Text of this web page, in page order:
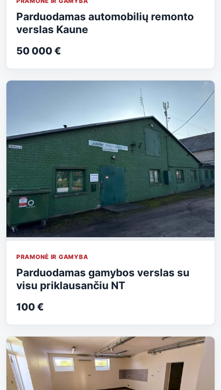
Parduodamas automobilių remonto
verslas Kaune
50 000 €
PRAMONĖ IR GAMYBA
Parduodamas gamybos verslas su
visu priklausančiu NT
100 €